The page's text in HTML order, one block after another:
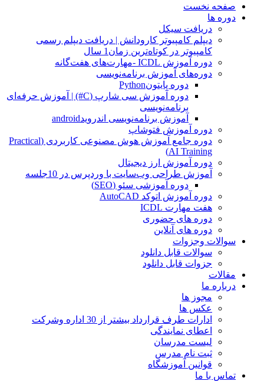
صفحه نخست
دوره ها
دریافت سیکل
دیپلم کامپیوتر کارودانش | دریافت دیپلم رسمی
کامپیوتر در کوتاه‌ترین زمان1 سال
دوره آموزش ICDL -مهارت‌های هفت‌گانه
دوره‌های آموزش برنامه‌نویسی
دوره پایتونPython
دوره آموزش سی شارپ (C#) | آموزش حرفه‌ای
برنامه‌نویسی
آموزش برنامه‌نویسی اندرویدandroid
دوره آموزش فتوشاپ
دوره جامع آموزش هوش مصنوعی کاربردی (Practical
AI Training)
دوره آموزش ارز دیجیتال
آموزش طراحی وب‌سایت با وردپرس در 10جلسه
دوره آموزشی سئو (SEO)
دوره آموزش اتوکد AutoCAD
هفت مهارت ICDL
دوره های حضوری
دوره های آنلاین
سوالات وجزوات
سوالات قابل دانلود
جزوات قابل دانلود
مقالات
درباره ما
مجوز ها
عکس ها
ادارات طرف قرارداد بیشتر از 30 اداره وشرکت
اعطای نمایندگی
لیست مدرسان
ثبت نام مدرس
قوانین آموزشگاه
تماس با ما